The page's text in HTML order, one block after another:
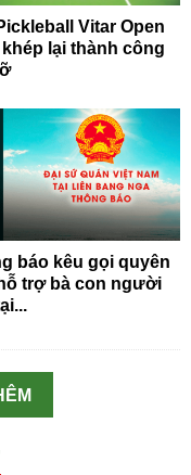
Vitar Open
khép lại thành công
báo kêu gọi quyên
trợ bà con người